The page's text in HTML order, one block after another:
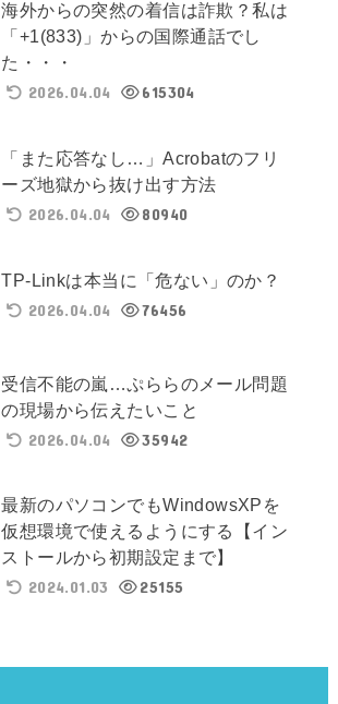
海外からの突然の着信は詐欺？私は
「+1(833)」からの国際通話でし
た・・・
2026.04.04
615304
「また応答なし…」Acrobatのフリ
ーズ地獄から抜け出す方法
2026.04.04
80940
TP-Linkは本当に「危ない」のか？
2026.04.04
76456
受信不能の嵐…ぷららのメール問題
の現場から伝えたいこと
2026.04.04
35942
最新のパソコンでもWindowsXPを
仮想環境で使えるようにする【イン
ストールから初期設定まで】
2024.01.03
25155